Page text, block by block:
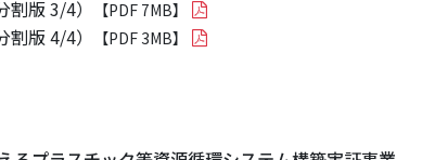
版 3/4） 【PDF 7MB】
版 4/4） 【PDF 3MB】